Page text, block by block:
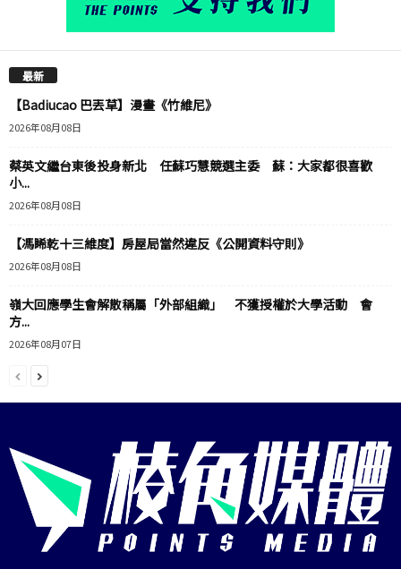
最新
【Badiucao 巴丟草】漫畫《竹維尼》
2026年08月08日
蔡英文繼台東後投身新北 任蘇巧慧競選主委 蘇：大家都很喜歡
小...
2026年08月08日
【馮睎乾十三維度】房屋局當然違反《公開資料守則》
2026年08月08日
嶺大回應學生會解散稱屬「外部組織」 不獲授權於大學活動 會
方...
2026年08月07日